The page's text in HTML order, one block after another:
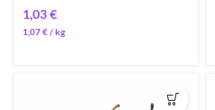
€
1,07€/